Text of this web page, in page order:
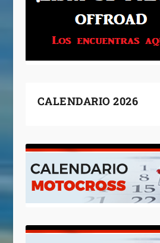
CALENDARIO 2026